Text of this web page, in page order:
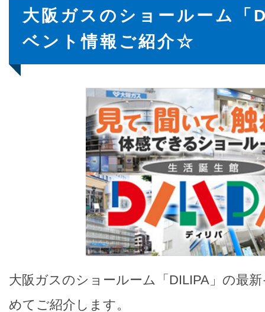
大阪ガスのショールーム
ベント情報ご紹介☆
大阪ガスのショールーム「DILIPA」の最
めてご紹介します。